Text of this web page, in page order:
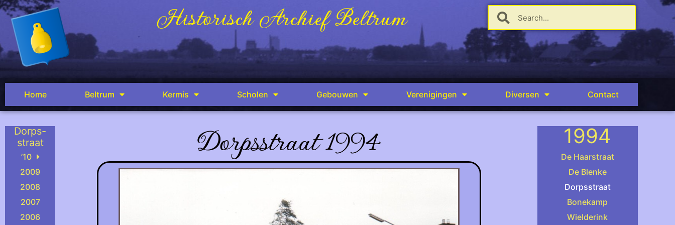
Historisch Archief Beltrum
Home Beltrum Kermis Scholen Gebouwen Verenigingen Diversen Contact
Dorps-
straat
’10
2009
2008
2007
2006
Dorpsstraat 1994 1994
De Haarstraat
De Blenke
Dorpsstraat
Bonekamp
Wielderink